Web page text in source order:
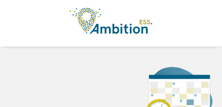
Aller au contenu principal